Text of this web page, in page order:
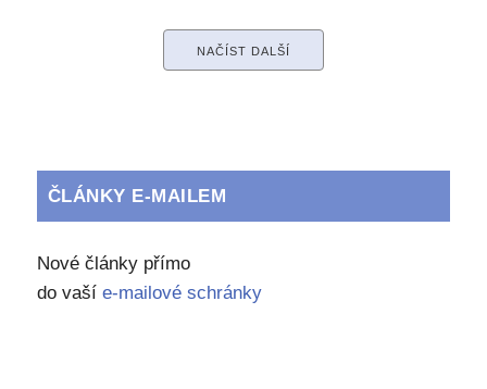
NAČÍST DALŠÍ
ČLÁNKY E-MAILEM
Nové články přímo
do vaší e-mailové schránky